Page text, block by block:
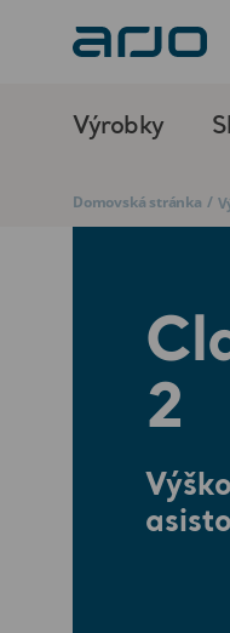
Výrobky
Domovská stránka /
2